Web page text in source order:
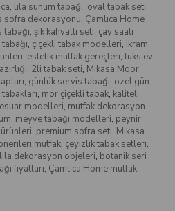
, lila sunum tabağı, oval tabak seti,
sofra dekorasyonu, Çamlıca Home
, şık kahvaltı seti, çay saati
, çiçekli tabak modelleri, ikram
, estetik mutfak gereçleri, lüks ev
, 2li tabak seti, Mikasa Moor
, günlük servis tabağı, özel gün
, mor çiçekli tabak, kaliteli
modelleri, mutfak dekorasyon
, meyve tabağı modelleri, peynir
ürünleri, premium sofra seti, Mikasa
mutfak, çeyizlik tabak setleri,
lila dekorasyon objeleri, botanik seri
fiyatları, Çamlıca Home mutfak.,